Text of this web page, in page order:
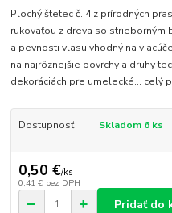
Plochý štetec č. 4 z prírodných
rukoväťou z dreva so strieborným
a pevnosti vlasu vhodný na
na najrôznejšie povrchy a druhy
dekoráciách pre umelecké... celý
Dostupnosť Skladom 6 ks
0,50 €/ks
0,41 € bez DPH
Pridať do